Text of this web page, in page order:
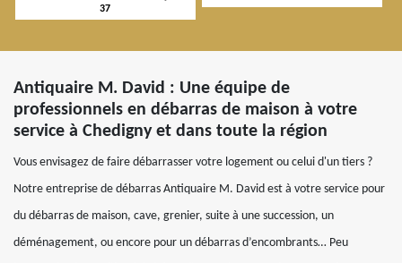
37
Antiquaire M. David : Une équipe de
professionnels en débarras de maison à votre
service à Chedigny et dans toute la région
Vous envisagez de faire débarrasser votre logement ou celui d'un tiers ?
Notre entreprise de débarras Antiquaire M. David est à votre service pour
du débarras de maison, cave, grenier, suite à une succession, un
déménagement, ou encore pour un débarras d’encombrants… Peu